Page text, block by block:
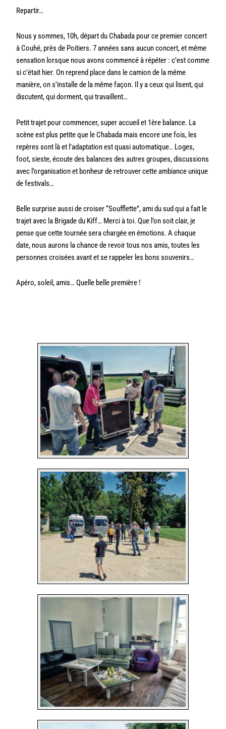
Repartir…
Nous y sommes, 10h, départ du Chabada pour ce premier concert
à Couhé, près de Poitiers. 7 années sans aucun concert, et même
sensation lorsque nous avons commencé à répéter : c’est comme
si c’était hier. On reprend place dans le camion de la même
manière, on s’installe de la même façon. Il y a ceux qui lisent, qui
discutent, qui dorment, qui travaillent…
Petit trajet pour commencer, super accueil et 1ère balance. La
scène est plus petite que le Chabada mais encore une fois, les
repères sont là et l’adaptation est quasi automatique.. Loges,
foot, sieste, écoute des balances des autres groupes, discussions
avec l’organisation et bonheur de retrouver cette ambiance unique
de festivals…
Belle surprise aussi de croiser “Soufflette”, ami du sud qui a fait le
trajet avec la Brigade du Kiff… Merci à toi. Que l’on soit clair, je
pense que cette tournée sera chargée en émotions. A chaque
date, nous aurons la chance de revoir tous nos amis, toutes les
personnes croisées avant et se rappeler les bons souvenirs…
Apéro, soleil, amis… Quelle belle première !